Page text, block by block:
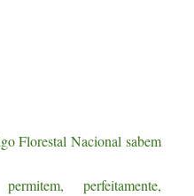
Florestal Nacional sabem
perfeitamente,